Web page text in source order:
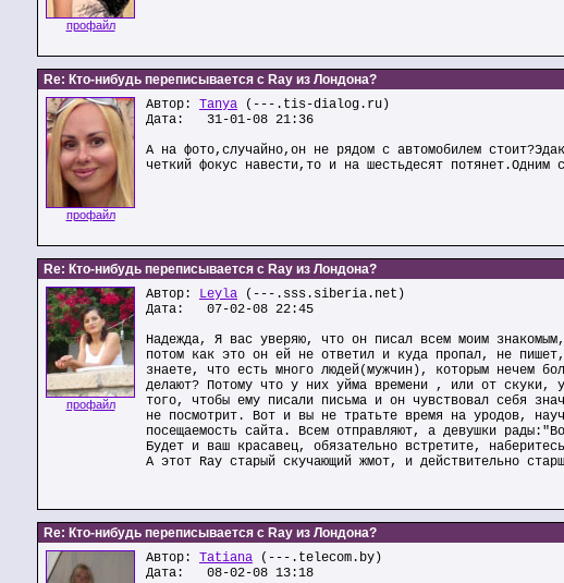
профайл
Re: Кто-нибудь переписывается с Ray из Лондона?
профайл
Автор: Tanya (---.tis-dialog.ru)
Дата: 31-01-08 21:36
А на фото,случайно,он не рядом с автомобилем
четкий фокус навести,то и на шестьдесят потянет.Одним
Re: Кто-нибудь переписывается с Ray из Лондона?
профайл
Автор: Leyla (---.sss.siberia.net)
Дата: 07-02-08 22:45
Надежда, Я вас уверяю, что он писал всем моим
потом как это он ей не ответил и куда пропал, не
знаете, что есть много людей(мужчин), которым нечем
делают? Потому что у них уйма времени , или от скуки,
того, чтобы ему писали письма и он чувствовал себя
не посмотрит. Вот и вы не тратьте время на уродов,
посещаемость сайта. Всем отправляют, а девушки
Будет и ваш красавец, обязательно встретите,
А этот Ray старый скучающий жмот, и действительно
Re: Кто-нибудь переписывается с Ray из Лондона?
Автор: Tatiana (---.telecom.by)
Дата: 08-02-08 13:18